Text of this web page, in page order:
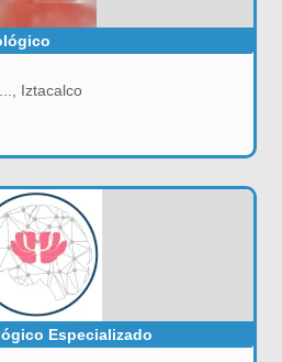
Iztacalco
Especializado